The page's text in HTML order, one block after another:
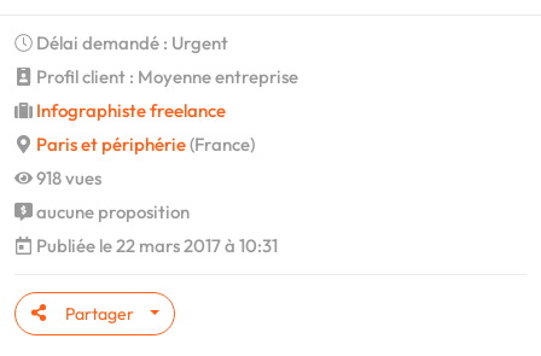
Délai demandé : Urgent
Profil client : Moyenne entreprise
Infographiste freelance
Paris et périphérie(France)
918 vues
aucune proposition
Publiée le 22 mars 2017 à 10:31
Partager